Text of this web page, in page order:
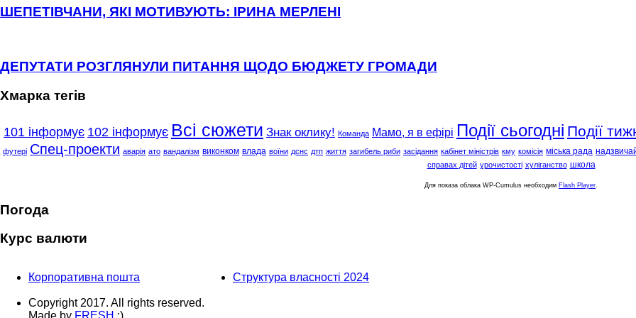
ШЕПЕТІВЧАНИ, ЯКІ МОТИВУЮТЬ: ІРИНА МЕРЛЕНІ
ДЕПУТАТИ РОЗГЛЯНУЛИ ПИТАННЯ ЩОДО БЮДЖЕТУ ГРОМАДИ
Хмарка тегів
101 інформує 102 інформує Всі сюжети Знак оклику! Команда Мамо, я в ефірі Події сьогодні Події
футері Спец-проекти аварія ато вандалізм виконком влада воїни дснс дтп життя загибель риби засідання кабінет міністрів кму комісія міська рада
справах дітей урочистості хуліганство школа
Для показа облака WP-Cumulus необходим Flash Player
Погода
Курс валюти
Корпоративна пошта
Copyright 2017. All rights reserved.
Made by FRESH :)
Структура власності 2024